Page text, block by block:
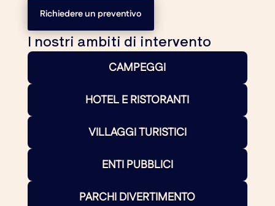
Richiedere un preventivo
I nostri ambiti di intervento
CAMPEGGI
HOTEL E RISTORANTI
VILLAGGI TURISTICI
ENTI PUBBLICI
PARCHI DIVERTIMENTO